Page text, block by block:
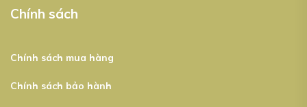
Chính sách
Chính sách mua hàng
Chính sách bảo hành